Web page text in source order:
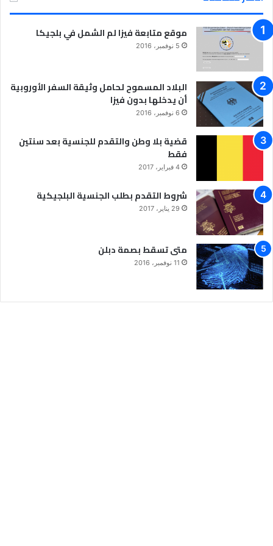
موقع متابعة فيزا لم الشمل في بلجيكا
5 نوفمبر، 2016
البلاد المسموح لحامل وثيقة السفر الأوروبية
أن يدخلها بدون فيزا
6 نوفمبر، 2016
قضية بلا وطن والتقدم للجنسية بعد سنتين
فقط
4 فبراير، 2017
شروط التقدم بطلب الجنسية البلجيكية
29 يناير، 2017
متى تسقط بصمة دبلن
11 نوفمبر، 2016